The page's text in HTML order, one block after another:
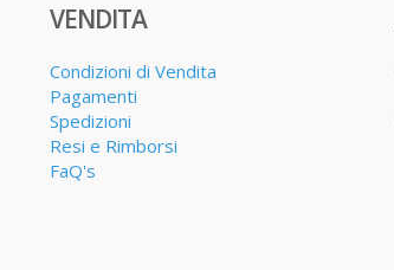
VENDITA
Condizioni di Vendita
Pagamenti
Spedizioni
Resi e Rimborsi
FaQ's